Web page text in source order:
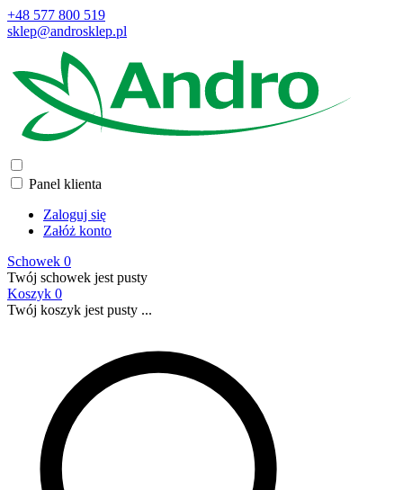
+48 577 800 519
sklep@androsklep.pl
Panel klienta
Zaloguj się
Załóż konto
Schowek 0
Twój schowek jest pusty
Koszyk 0
Twój koszyk jest pusty ...